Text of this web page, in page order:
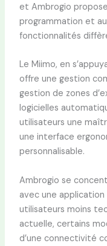
et Ambrogio
programmation et
fonctionnalités
Le Miimo, en
offre une gestion
gestion de zones
logicielles
utilisateurs une
une interface
personnalisable.
Ambrogio se
avec une
utilisateurs moins
actuelle, certains
d’une connectivité